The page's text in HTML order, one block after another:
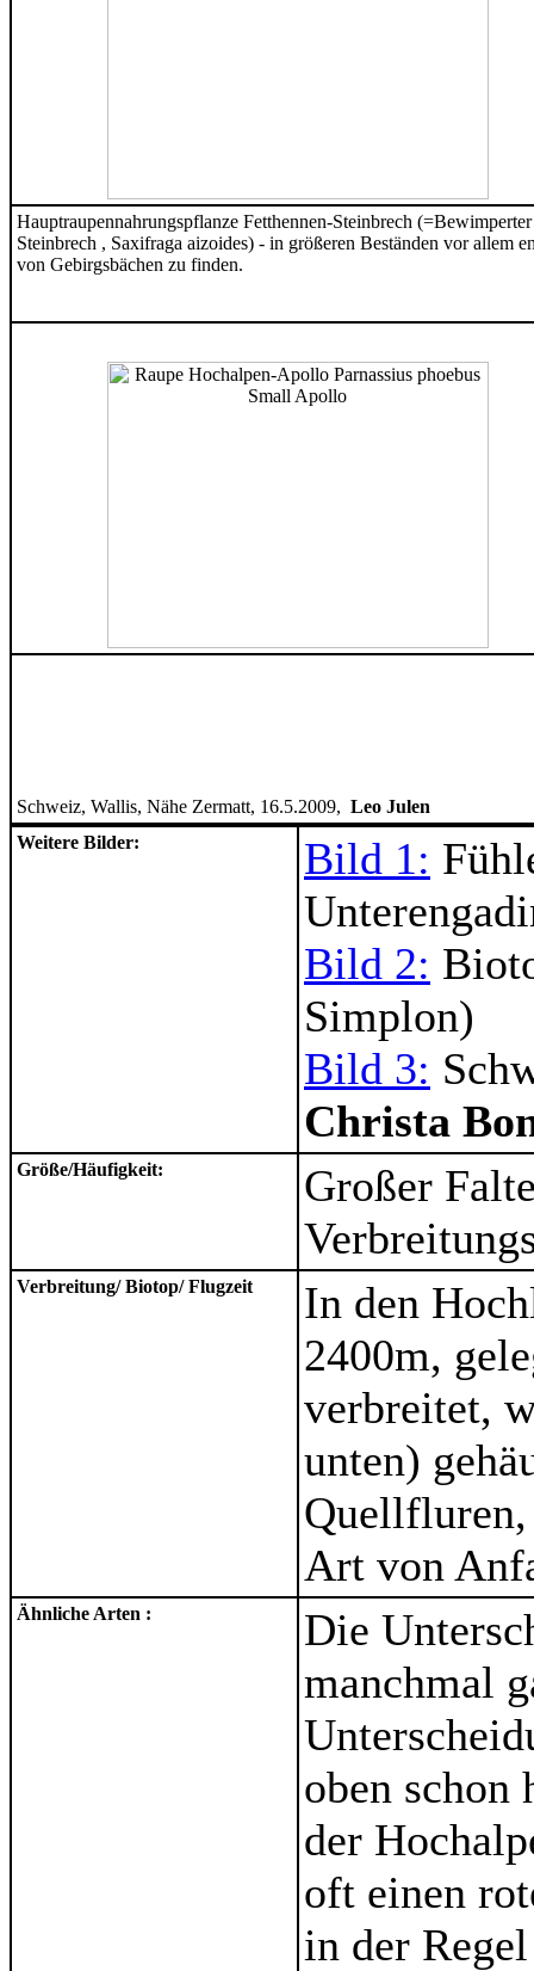
Hauptraupennahrungspflanze Fetthennen-Steinbrech (=Bewimperter
Steinbrech , Saxifraga aizoides) - in größeren Beständen vor allem
von Gebirgsbächen zu finden.
Schweiz, Wallis, Nähe Zermatt, 16.5.2009, Leo Julen
Weitere Bilder:
Bild 1:
Bild 2:
Simplon)
Bild 3:
Christa
Größe/Häufigkeit:
Großer
Verbreitung/ Biotop/ Flugzeit
In den
2400m,
verbreitet,
unten)
Art von
Ähnliche Arten :
Die
manchmal
oben schon
der
oft einen
in der